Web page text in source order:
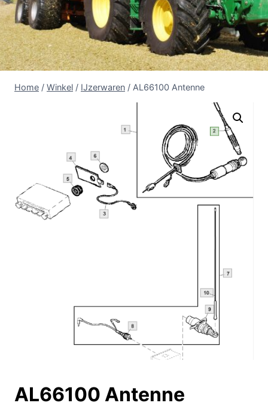
Home / Winkel / IJzerwaren / AL66100 Antenne
AL66100 Antenne